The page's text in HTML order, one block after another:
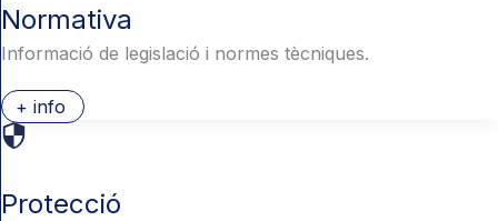
Normativa
Informació de legislació i normes tècniques.
+ info
Protecció